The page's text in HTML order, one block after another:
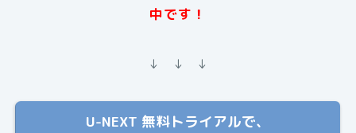
中です！
↓ ↓ ↓
U-NEXT 無料トライアルで、